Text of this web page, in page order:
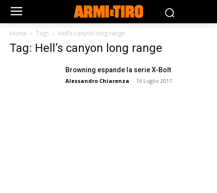
Home Tags Hell’s canyon long range
Tag: Hell’s canyon long range
Browning espande la serie X-Bolt
Alessandro Chiarenza - 16 Luglio 2017